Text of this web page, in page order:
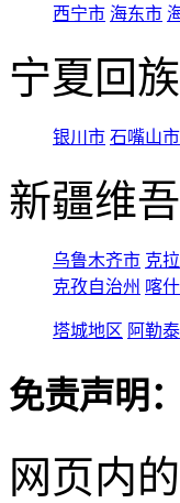
西宁市 海东市
宁夏回
银川市 石嘴山市
新疆维
乌鲁木齐市 克
克孜自治州 喀
塔城地区 阿勒
免责声明：
网页内